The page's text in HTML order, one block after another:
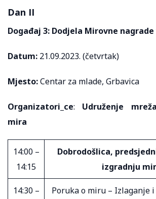
Dan II
Događaj 3: Dodjela Mirovne nagrade
Datum: 21.09.2023. (četvrtak)
Mjesto:Centar za mlade, Grbavica
Organizatori_ce: Udruženje
mira
14:00 –
14:15
Dobrodošlica,
izgradnju
14:30 –
Poruka o miru – Izlaganje